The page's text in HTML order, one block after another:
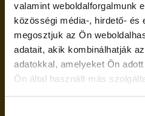
valamint weboldalforgalmunk
közösségi média-, hirdető- és
megosztjuk az Ön
adatait, akik kombinálhatják
adatokkal, amelyeket Ön
Ön által használt más
Nap